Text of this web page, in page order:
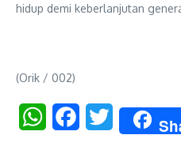
hidup demi keberlanjutan
(Orik / 002)
WhatsAppFacebookTwitter